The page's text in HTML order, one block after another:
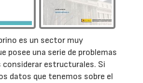
es un sector muy
posee una serie de problemas
considerar estructurales. Si
datos que tenemos sobre el